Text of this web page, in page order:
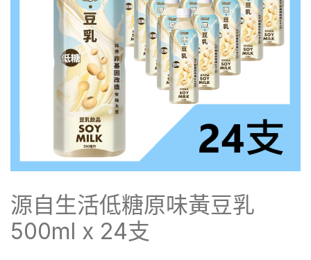
源自生活低糖原味黃豆乳
500ml x 24支